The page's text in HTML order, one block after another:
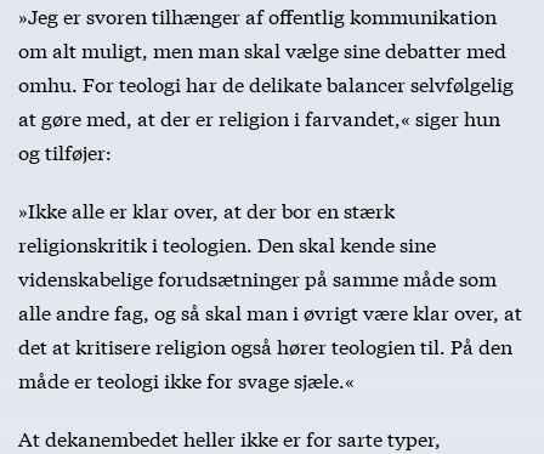
»Jeg er svoren tilhænger af offentlig kommunikation
om alt muligt, men man skal vælge sine debatter med
omhu. For teologi har de delikate balancer selvfølgelig
at gøre med, at der er religion i farvandet,« siger hun
og tilføjer:
»Ikke alle er klar over, at der bor en stærk
religionskritik i teologien. Den skal kende sine
videnskabelige forudsætninger på samme måde som
alle andre fag, og så skal man i øvrigt være klar over, at
det at kritisere religion også hører teologien til. På den
måde er teologi ikke for svage sjæle.«
At dekanembedet heller ikke er for sarte typer,